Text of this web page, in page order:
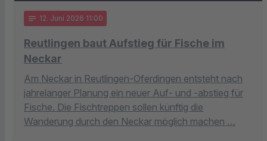
notes 12. Juni 2026 11:00
Reutlingen baut Aufstieg für Fische im
Neckar
Am Neckar in Reutlingen-Oferdingen entsteht nach
jahrelanger Planung ein neuer Auf- und -abstieg für
Fische. Die Fischtreppen sollen künftig die
Wanderung durch den Neckar möglich machen …